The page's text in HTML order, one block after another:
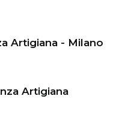
Artigiana - Milano
Artigiana